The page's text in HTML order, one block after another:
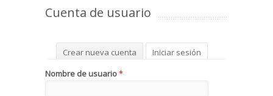
Cuenta de usuario
Solapas principales
Crear nueva cuenta Iniciar sesión
Solicitar una nueva contraseña
Nombre de usuario*